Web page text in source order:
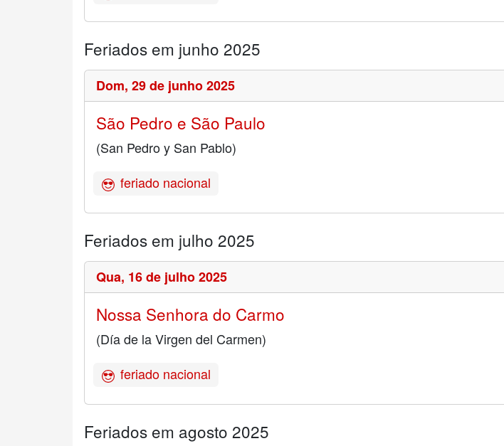
Feriados em junho 2025
Dom, 29 de junho 2025
São Pedro e São Paulo
(San Pedro y San Pablo)
feriado nacional
Feriados em julho 2025
Qua, 16 de julho 2025
Nossa Senhora do Carmo
(Día de la Virgen del Carmen)
feriado nacional
Feriados em agosto 2025